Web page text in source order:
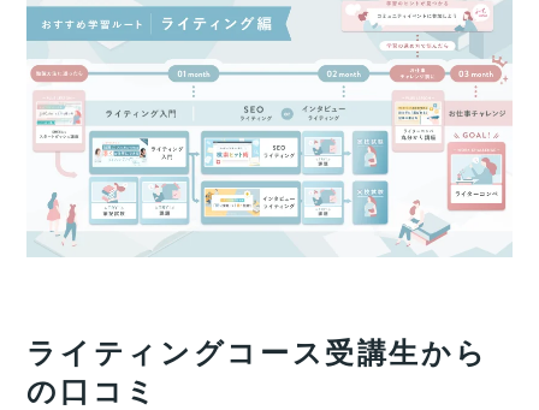
ライティングコース受講生から
の口コミ